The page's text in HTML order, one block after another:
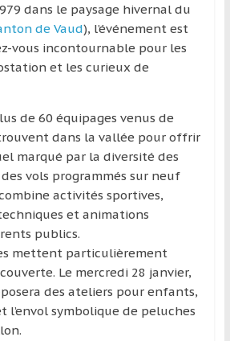
dans le paysage hivernal du
de Vaud), l’événement est
vous incontournable pour les
et les curieux de
de 60 équipages venus de
dans la vallée pour offrir
marqué par la diversité des
vols programmés sur neuf
activités sportives,
et animations
publics.
mettent particulièrement
Le mercredi 28 janvier,
des ateliers pour enfants,
l’envol symbolique de peluches